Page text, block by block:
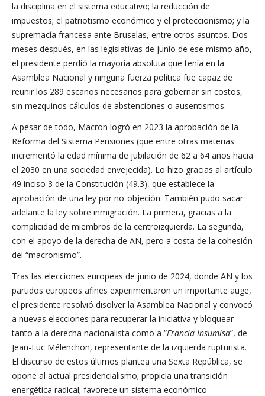
la disciplina en el sistema educativo; la reducción de
impuestos; el patriotismo económico y el proteccionismo; y la
supremacía francesa ante Bruselas, entre otros asuntos. Dos
meses después, en las legislativas de junio de ese mismo año,
el presidente perdió la mayoría absoluta que tenía en la
Asamblea Nacional y ninguna fuerza política fue capaz de
reunir los 289 escaños necesarios para gobernar sin costos,
sin mezquinos cálculos de abstenciones o ausentismos.
A pesar de todo, Macron logró en 2023 la aprobación de la
Reforma del Sistema Pensiones (que entre otras materias
incrementó la edad mínima de jubilación de 62 a 64 años hacia
el 2030 en una sociedad envejecida). Lo hizo gracias al artículo
49 inciso 3 de la Constitución (49.3), que establece la
aprobación de una ley por no-objeción. También pudo sacar
adelante la ley sobre inmigración. La primera, gracias a la
complicidad de miembros de la centroizquierda. La segunda,
con el apoyo de la derecha de AN, pero a costa de la cohesión
del “macronismo”.
Tras las elecciones europeas de junio de 2024, donde AN y los
partidos europeos afines experimentaron un importante auge,
el presidente resolvió disolver la Asamblea Nacional y convocó
a nuevas elecciones para recuperar la iniciativa y bloquear
tanto a la derecha nacionalista como a “Francia Insumisa”, de
Jean-Luc Mélenchon, representante de la izquierda rupturista.
El discurso de estos últimos plantea una Sexta República, se
opone al actual presidencialismo; propicia una transición
energética radical; favorece un sistema económico